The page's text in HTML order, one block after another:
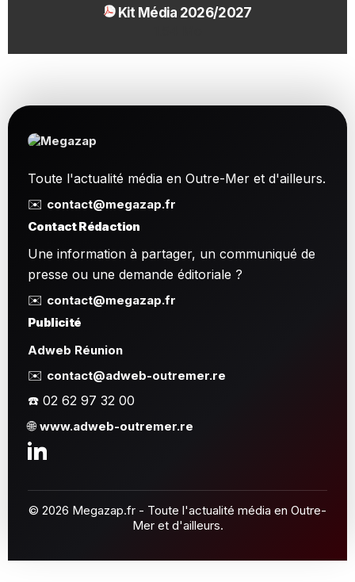
Kit Média 2026/2027
Toute l'actualité média en Outre-Mer et d'ailleurs.
✉️ contact@megazap.fr
Contact Rédaction
Une information à partager, un communiqué de
presse ou une demande éditoriale ?
✉️ contact@megazap.fr
Publicité
Adweb Réunion
✉️ contact@adweb-outremer.re
☎️ 02 62 97 32 00
🌐www.adweb-outremer.re
© 2026 Megazap.fr - Toute l'actualité média en Outre-
Mer et d'ailleurs.